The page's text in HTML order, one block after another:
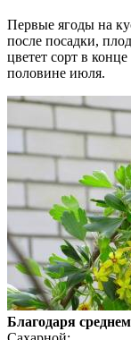
Первые ягоды на
после посадки,
цветет сорт в
половине июля.
Благодаря